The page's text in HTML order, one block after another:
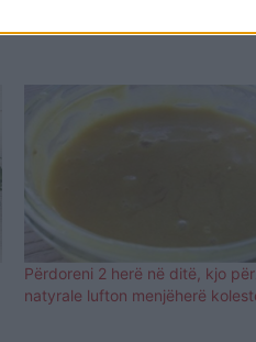
Përdoreni 2 herë në ditë, kjo
natyrale lufton menjëherë